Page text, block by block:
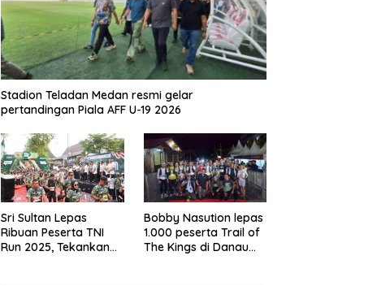
Stadion Teladan Medan resmi gelar
pertandingan Piala AFF U-19 2026
Sri Sultan Lepas
Ribuan Peserta TNI
Run 2025, Tekankan
Bobby Nasution lepas
1.000 peserta Trail of
The Kings di Danau